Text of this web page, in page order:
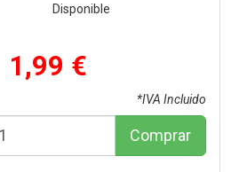
Disponible
1,99 €
*IVA Incluido
Comprar